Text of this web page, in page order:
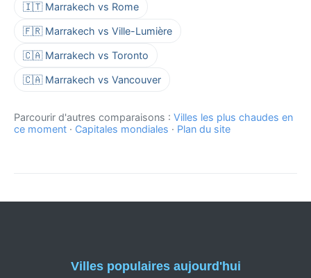
🇮🇹 Marrakech vs Rome
🇫🇷 Marrakech vs Ville-Lumière
🇨🇦 Marrakech vs Toronto
🇨🇦 Marrakech vs Vancouver
Parcourir d'autres comparaisons : Villes les plus chaudes en
ce moment · Capitales mondiales · Plan du site
Villes populaires aujourd'hui